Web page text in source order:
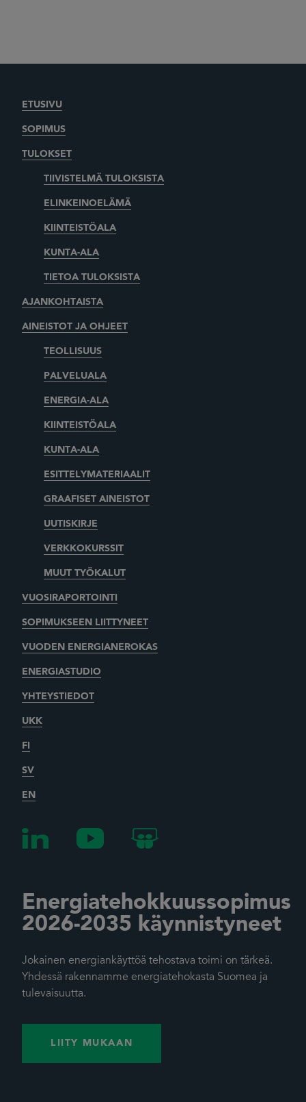
ETUSIVU
SOPIMUS
TULOKSET
TIIVISTELMÄ TULOKSISTA
ELINKEINOELÄMÄ
KIINTEISTÖALA
KUNTA-ALA
TIETOA TULOKSISTA
AJANKOHTAISTA
AINEISTOT JA OHJEET
TEOLLISUUS
PALVELUALA
ENERGIA-ALA
KIINTEISTÖALA
KUNTA-ALA
ESITTELYMATERIAALIT
GRAAFISET AINEISTOT
UUTISKIRJE
VERKKOKURSSIT
MUUT TYÖKALUT
VUOSIRAPORTOINTI
SOPIMUKSEEN LIITTYNEET
VUODEN ENERGIANEROKAS
ENERGIASTUDIO
YHTEYSTIEDOT
UKK
FI
SV
EN
Energiatehokkuussopimus
2026-2035 käynnistyneet
Jokainen energiankäyttöä tehostava toimi on tärkeä.
Yhdessä rakennamme energiatehokasta Suomea ja
tulevaisuutta.
LIITY MUKAAN